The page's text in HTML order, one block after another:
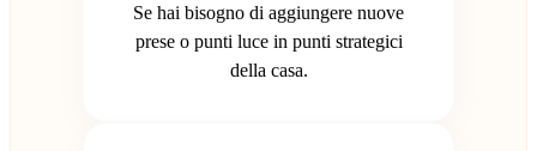
Se hai bisogno di aggiungere nuove
prese o punti luce in punti strategici
della casa.